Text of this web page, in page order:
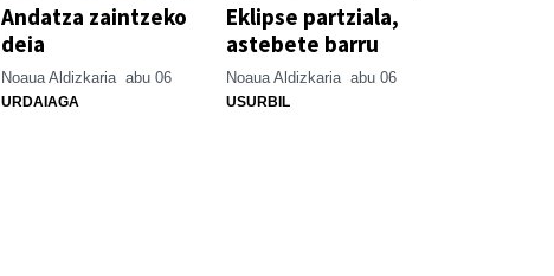
Andatza zaintzeko
deia
Noaua Aldizkaria abu 06
URDAIAGA
Eklipse partziala,
astebete barru
Noaua Aldizkaria abu 06
USURBIL